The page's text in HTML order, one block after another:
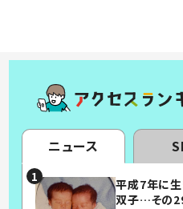
ニュース
平成7年に
双子…その